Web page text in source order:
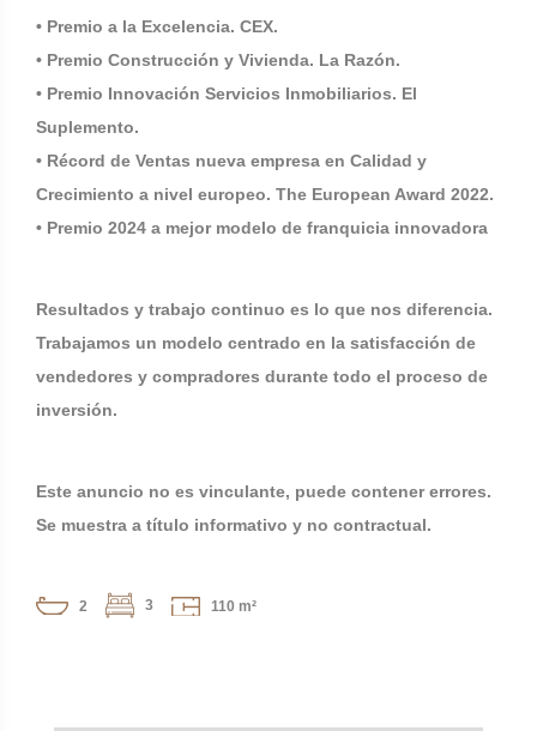
• Premio a la Excelencia. CEX.
• Premio Construcción y Vivienda. La Razón.
• Premio Innovación Servicios Inmobiliarios. El
Suplemento.
• Récord de Ventas nueva empresa en Calidad y
Crecimiento a nivel europeo. The European Award 2022.
• Premio 2024 a mejor modelo de franquicia innovadora
Resultados y trabajo continuo es lo que nos diferencia.
Trabajamos un modelo centrado en la satisfacción de
vendedores y compradores durante todo el proceso de
inversión.
Este anuncio no es vinculante, puede contener errores.
Se muestra a título informativo y no contractual.
2 3 110 m²